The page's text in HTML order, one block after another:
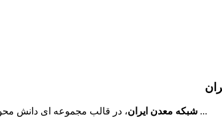
شبکه معدن ایران ، در قالب مجموعه ای دانش محور، به همت فارغ­ التحصیلان مهندسی معدن دانشگاه ­های تهران و صنعتی امیرکبیر و به منظور برقراری ارتباط موثر ...